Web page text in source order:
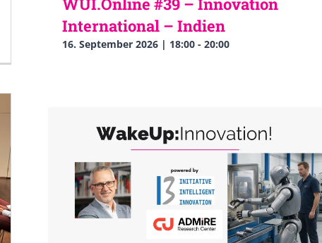
WUI.Online #39 – Innovation
International – Indien
16. September 2026 | 18:00- 20:00